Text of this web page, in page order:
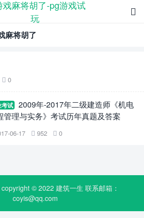
戏麻将胡了-pg游戏试
玩

麻将胡了
 0
试
2009年-2017年二级建造师《机电
管理与实务》考试历年真题及答案
06-17  952  0
© 2022 建筑一生 联系邮箱：
coyis@qq.com